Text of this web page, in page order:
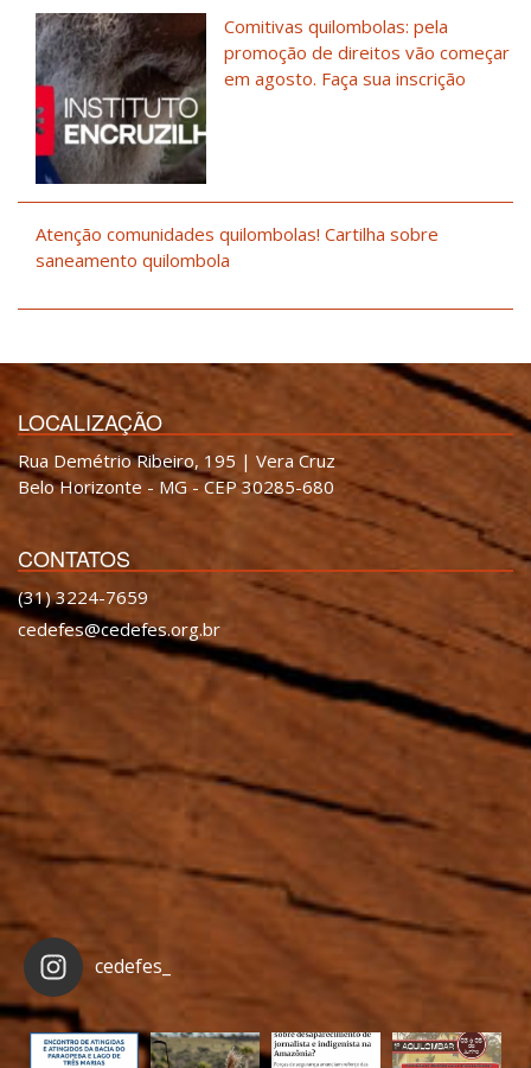
Comitivas quilombolas: pela
promoção de direitos vão começar
em agosto. Faça sua inscrição
Atenção comunidades quilombolas! Cartilha sobre
saneamento quilombola
LOCALIZAÇÃO
Rua Demétrio Ribeiro, 195 | Vera Cruz
Belo Horizonte - MG - CEP 30285-680
CONTATOS
(31) 3224-7659
cedefes@cedefes.org.br
cedefes_